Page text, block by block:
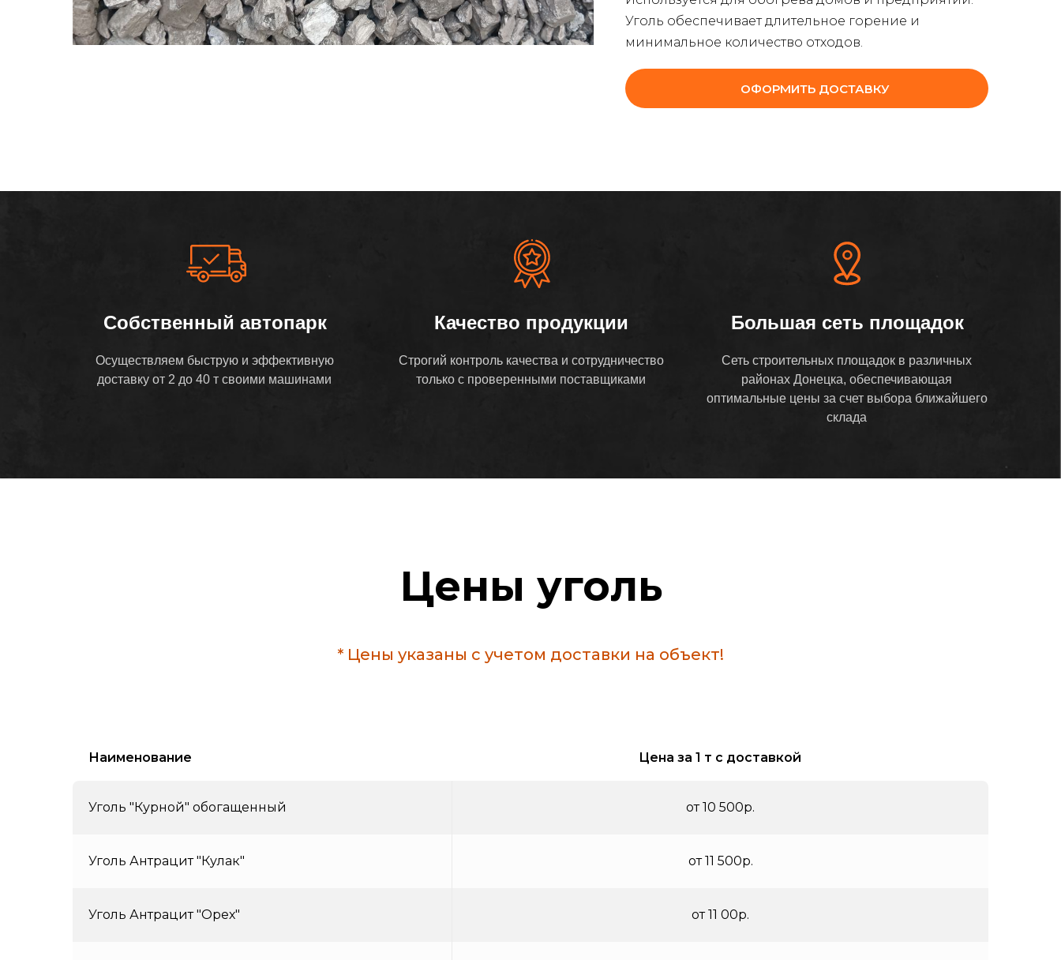
Уголь обеспечивает длительное горение и
минимальное количество отходов.
ОФОРМИТЬ ДОСТАВКУ
Осуществляем быструю и эффективную
доставку от 2 до 40 т своими машинами
Строгий контроль качества и сотрудничество
только с проверенными поставщиками
Сеть строительных площадок в различных
районах Донецка, обеспечивающая
оптимальные цены за счет выбора ближайшего
склада
Собственный автопарк Качество продукции Большая сеть площадок
Цены уголь
* Цены указаны с учетом доставки на объект!
Наименование Цена за 1 т с доставкой
Уголь "Курной" обогащенный от 10 500р.
Уголь Антрацит "Кулак" от 11 500р.
Уголь Антрацит "Орех" от 11 00р.